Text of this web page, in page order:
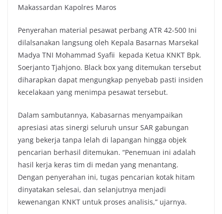
Makassardan Kapolres Maros
Penyerahan material pesawat perbang ATR 42-500 Ini
dilalsanakan langsung oleh Kepala Basarnas Marsekal
Madya TNI Mohammad Syafii kepada Ketua KNKT Bpk.
Soerjanto Tjahjono. Black box yang ditemukan tersebut
diharapkan dapat mengungkap penyebab pasti insiden
kecelakaan yang menimpa pesawat tersebut.
Dalam sambutannya, Kabasarnas menyampaikan
apresiasi atas sinergi seluruh unsur SAR gabungan
yang bekerja tanpa lelah di lapangan hingga objek
pencarian berhasil ditemukan. “Penemuan ini adalah
hasil kerja keras tim di medan yang menantang.
Dengan penyerahan ini, tugas pencarian kotak hitam
dinyatakan selesai, dan selanjutnya menjadi
kewenangan KNKT untuk proses analisis,” ujarnya.